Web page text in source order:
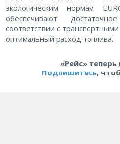
экологическим нормам
обеспечивают
соответствии с
оптимальный расход топлива.
«Рейс» теперь
Подпишитесь,